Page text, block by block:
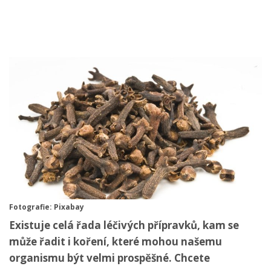
Fotografie: Pixabay
Existuje celá řada léčivých přípravků, kam se
může řadit i koření, které mohou našemu
organismu být velmi prospěšné. Chcete